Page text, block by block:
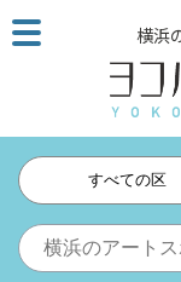
こ
の
ジ
そ
ま
横浜
すべての区